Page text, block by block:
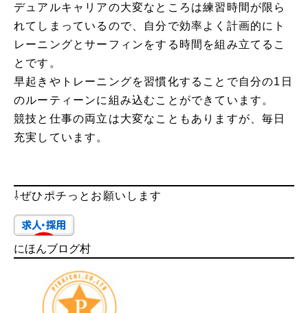
デュアルキャリアの大変なところは練習時間が限ら
れてしまっているので、自分で効率よく計画的にト
レーニングとサーフィンをする時間を組み立てるこ
とです。
早起きやトレーニングを習慣化することで自分の1日
のルーティーンに組み込むことができています。
競技と仕事の両立は大変なこともありますが、毎日
充実しています。
⇩ぜひポチっとお願いします
にほんブログ村